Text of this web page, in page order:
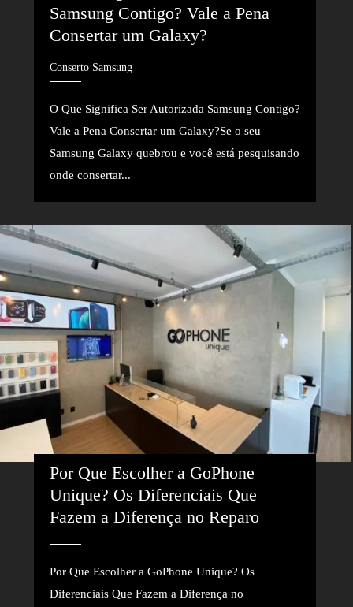
Samsung Contigo? Vale a Pena
Consertar um Galaxy?
Conserto Samsung
O Que Significa Ser Autorizada Samsung Contigo?
Vale a Pena Consertar um Galaxy?Se o seu
Samsung Galaxy quebrou e você está pesquisando
onde consertar...
Por Que Escolher a GoPhone
Unique? Os Diferenciais Que
Fazem a Diferença no Reparo
Por Que Escolher a GoPhone Unique? Os
Diferenciais Que Fazem a Diferença no